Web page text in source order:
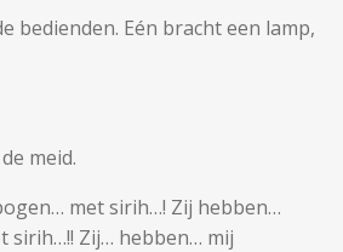
bedienden. Eén bracht een lamp,
meid.
met sirih…! Zij hebben…
sirih…!! Zij… hebben… mij